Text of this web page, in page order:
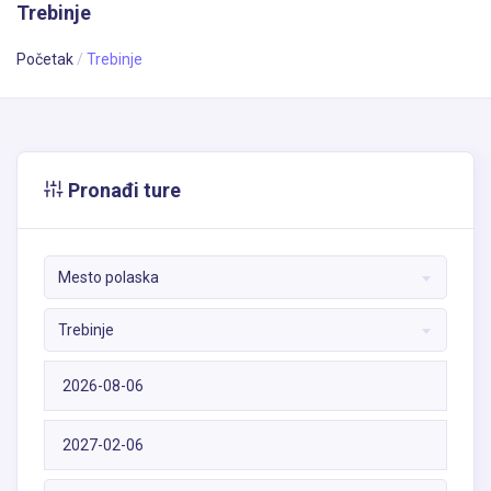
Trebinje
Početak Trebinje
Pronađi ture
Mesto polaska
Trebinje